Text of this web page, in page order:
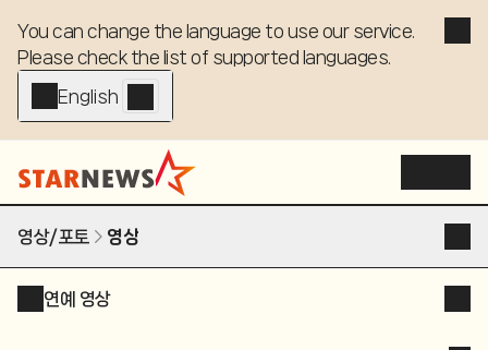
You can change the language to use our service.
Please check the list of supported languages.
English - EN
영상/포토 영상
연예 영상